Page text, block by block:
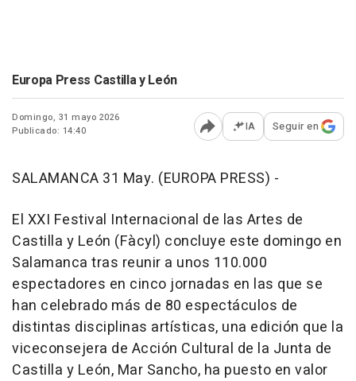
Europa Press Castilla y León
Domingo, 31 mayo 2026
Publicado: 14:40
Abrir opciones para
IA Seguir en
SALAMANCA 31 May. (EUROPA PRESS) -
El XXI Festival Internacional de las Artes de
Castilla y León (Fàcyl) concluye este domingo en
Salamanca tras reunir a unos 110.000
espectadores en cinco jornadas en las que se
han celebrado más de 80 espectáculos de
distintas disciplinas artísticas, una edición que la
viceconsejera de Acción Cultural de la Junta de
Castilla y León, Mar Sancho, ha puesto en valor